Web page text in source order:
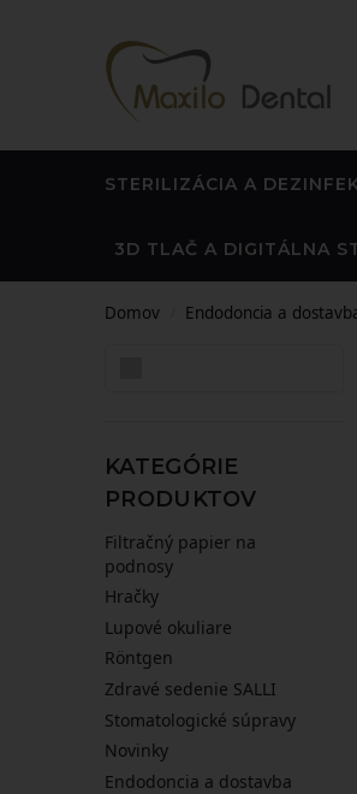
STERILIZÁCIA A
3D TLAČ A DIGITÁLNA
Domov Endodoncia a
KATEGÓRIE
PRODUKTOV
Filtračný papier na
podnosy
Hračky
Lupové okuliare
Röntgen
Zdravé sedenie SALLI
Stomatologické súpravy
Novinky
Endodoncia a dostavba